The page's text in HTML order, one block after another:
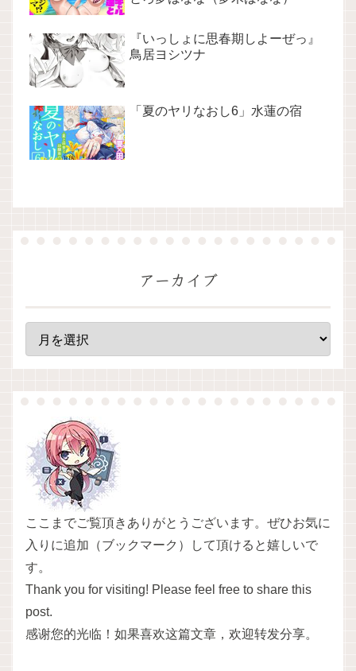
『いっしょに思春期しよーぜっ』
鳥居ヨシツナ
「夏のヤリなおし6」水蓮の宿
アーカイブ
ここまでご覧頂きありがとうございます。ぜひお気に
入りに追加（ブックマーク）して頂けると嬉しいで
す。
Thank you for visiting! Please feel free to share this
post.
感谢您的光临！如果喜欢这篇文章，欢迎转发分享。